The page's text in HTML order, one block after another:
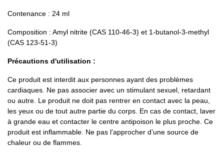
Contenance : 24 ml
Composition : Amyl nitrite (CAS 110-46-3) et 1-butanol-3-methyl
(CAS 123-51-3)
Précautions d'utilisation :
Ce produit est interdit aux personnes ayant des problèmes
cardiaques. Ne pas associer avec un stimulant sexuel, retardant
ou autre. Le produit ne doit pas rentrer en contact avec la peau,
les yeux ou de tout autre partie du corps. En cas de contact, laver
à grande eau et contacter le centre antipoison le plus proche. Ce
produit est inflammable. Ne pas l’approcher d’une source de
chaleur ou de flammes.